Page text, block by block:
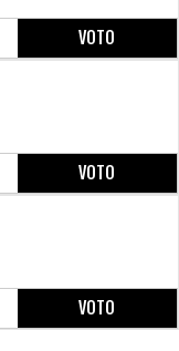
VOTO
VOTO
VOTO